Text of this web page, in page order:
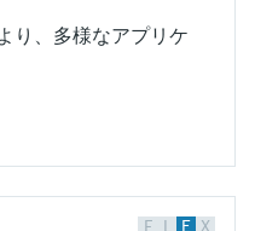
り、多様なアプリケ
F L E X